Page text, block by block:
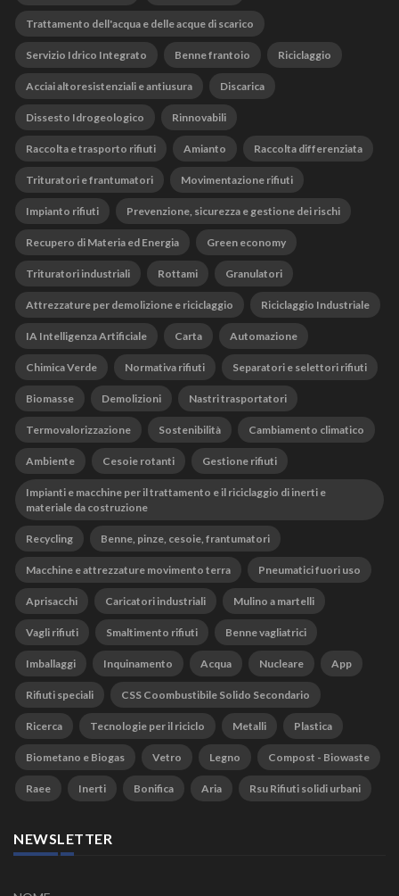
Trattamento dell'acqua e delle acque di scarico
Servizio Idrico Integrato Benne frantoio Riciclaggio
Acciai altoresistenziali e antiusura Discarica
Dissesto Idrogeologico Rinnovabili
Raccolta e trasporto rifiuti Amianto Raccolta differenziata
Trituratori e frantumatori Movimentazione rifiuti
Impianto rifiuti Prevenzione, sicurezza e gestione dei rischi
Recupero di Materia ed Energia Green economy
Trituratori industriali Rottami Granulatori
Attrezzature per demolizione e riciclaggio Riciclaggio Industriale
IA Intelligenza Artificiale Carta Automazione
Chimica Verde Normativa rifiuti Separatori e selettori rifiuti
Biomasse Demolizioni Nastri trasportatori
Termovalorizzazione Sostenibilità Cambiamento climatico
Ambiente Cesoie rotanti Gestione rifiuti
Impianti e macchine per il trattamento e il riciclaggio di inerti e
materiale da costruzione
Recycling Benne, pinze, cesoie, frantumatori
Macchine e attrezzature movimento terra Pneumatici fuori uso
Aprisacchi Caricatori industriali Mulino a martelli
Vagli rifiuti Smaltimento rifiuti Benne vagliatrici
Imballaggi Inquinamento Acqua Nucleare App
Rifiuti speciali CSS Coombustibile Solido Secondario
Ricerca Tecnologie per il riciclo Metalli Plastica
Biometano e Biogas Vetro Legno Compost - Biowaste
Raee Inerti Bonifica Aria Rsu Rifiuti solidi urbani
NEWSLETTER